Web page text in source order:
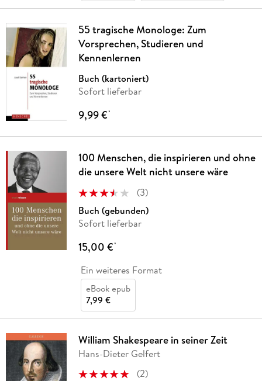
55 tragische Monologe: Zum
Vorsprechen, Studieren und
Kennenlernen
Buch (kartoniert)
Sofort lieferbar
9,99 €*
100 Menschen, die inspirieren und ohne
die unsere Welt nicht unsere wäre
(3)
Buch (gebunden)
Sofort lieferbar
15,00 €*
Ein weiteres Format
eBook epub
7,99 €
William Shakespeare in seiner Zeit
Hans-Dieter Gelfert
(2)